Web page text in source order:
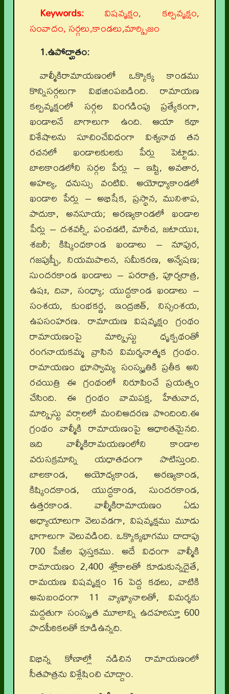
Keywords: విషవృక్షం, కల్పవృక్షం,
సంవాదం, సర్గలు,కాండలు,మార్క్సిజం
1.ఉపోద్ఘాతం:
వాల్మీకిరామాయణంలో ఒక్కొక్క కాండము
కొన్నిసర్గలుగా విభజింపబడింది. రామాయణ
కల్పవృక్షంలో సర్గల వింగడింపు ప్రత్యేకంగా,
ఖండాలనే బాగాలుగా ఉంది. ఆయా కథా
విశేషాలను సూచించేవిధంగా విశ్వనాథ తన
రచనలో ఖండాలకులకు పేర్లు పెట్టాడు.
బాలకాండలోని సర్గల పేర్లు – ఇష్టి, అవతార,
అహల్య, ధనుస్సు వంటివి. అయోధ్యాకాండలో
ఖండాల పేర్లు – అభిషేక, ప్రస్థాన, మునిశాప,
పాదుకా, అనసూయ; అరణ్యకాండలో ఖండాల
పేర్లు – దశవర్షీ, పంచడటి, మారీచ, జటాయుః,
శబరీ; కిష్కింధకాండ ఖండాలు – నూపుర,
గజపుష్పీ, నియమపాలన, సమీకరణ, అన్వేషణ;
సుందరకాండ ఖండాలు – పరరాత్ర, పూర్వరాత్ర,
ఉషః, దివా, సంధ్యా; యుద్ధకాండ ఖండాలు –
సంశయ, కుంభకర్ణ, ఇంద్రజిత్, నిస్సంశయ,
ఉపసంహరణ. రామాయణ విషవృక్షం గ్రంథం
రామాయణంపై మార్క్సిస్టు ధృక్పథంతో
రంగనాయకమ్మ వ్రాసిన విమర్శనాత్మక గ్రంథం.
రామాయణం భూస్వామ్య సంస్కృతికి ప్రతీక అని
రచయిత్రి ఈ గ్రంథంలో నిరూపించే ప్రయత్నం
చేసింది. ఈ గ్రంథం వామపక్ష, హేతువాద,
మార్క్సిస్టు వర్గాలలో మంచిఆదరణ పొందింది.ఈ
గ్రంథం వాల్మీకి రామాయణంపై ఆధారితమైనది.
ఇది వాల్మీకిరామయణంలోని కాండాల
వరుసక్రమాన్ని యధాతధంగా పాటిస్తుంది.
బాలకాండ, అయోధ్యకాండ, అరణ్యకాండ,
కిష్కిందకాండ, యుద్ధకాండ, సుందరకాండ,
ఉత్తరకాండ. వాల్మీకిరామాయణం ఏడు
అధ్యాయాలుగా వెలువడగా, విషవృక్షము మూడు
భాగాలుగా వెలువడింది. ఒక్కొక్కభాగము దాదాపు
700 పేజీల పుస్తకము. అదే విధంగా వాల్మీకి
రామాయణం 2,400 శ్లోకాలతో కూడుకున్నదైతే,
రామయణ విషవృక్షం 16 పెద్ద కథలు, వాటికి
అనుబంధంగా 11 వ్యాఖ్యానాలతో, విమర్శకు
మద్దతుగా సంస్కృత మూలాన్ని ఉదహరిస్తూ 600
పాదపీఠికలతో కూడిఉన్నది.
విభిన్న కోణాల్లో నడిచిన రామాయణంలో
సీతపాత్రను విశ్లేషించి చూద్దాం.